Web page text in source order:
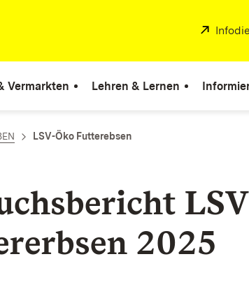
Extern:
Vermarkten Lehren & Lernen
LSV-Öko Futterebsen
2025